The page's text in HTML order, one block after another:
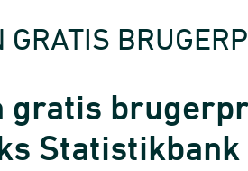
GRATIS
gratis
Statistikbank